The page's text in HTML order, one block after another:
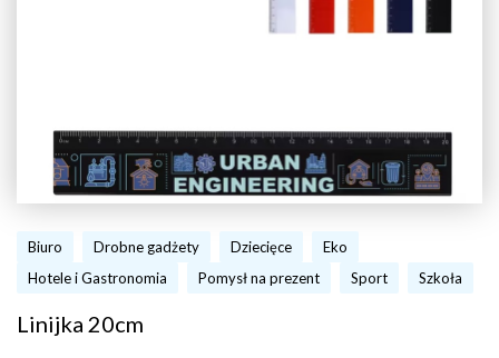
Biuro Drobne gadżety Dziecięce
Eko
Hotele i Gastronomia
Pomysł na prezent Sport Szkoła
Linijka 20cm